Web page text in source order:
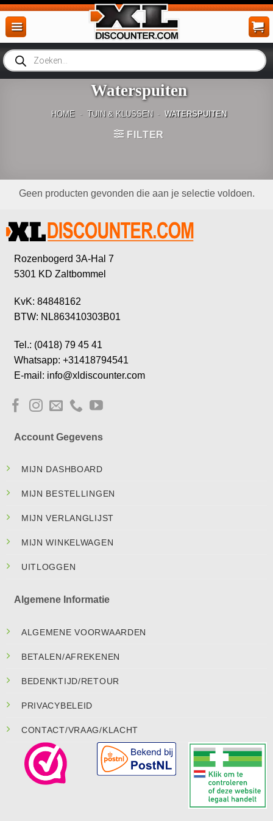
Ga
naar
inhoud
Producten
zoeken
Waterspuiten
HOME - TUIN & KLUSSEN - WATERSPUITEN
FILTER
Geen producten gevonden die aan je selectie voldoen.
Rozenbogerd 3A-Hal 7
5301 KD Zaltbommel
KvK: 84848162
BTW: NL863410303B01
Tel.: (0418) 79 45 41
Whatsapp: +31418794541
E-mail: info@xldiscounter.com
Account Gegevens
MIJN DASHBOARD
MIJN BESTELLINGEN
MIJN VERLANGLIJST
MIJN WINKELWAGEN
UITLOGGEN
Algemene Informatie
ALGEMENE VOORWAARDEN
BETALEN/AFREKENEN
BEDENKTIJD/RETOUR
PRIVACYBELEID
CONTACT/VRAAG/KLACHT